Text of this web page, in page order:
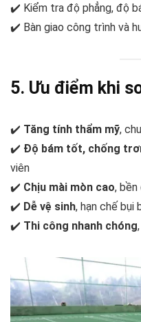
✔️ Kiểm tra độ phẳng, độ
✔️ Bàn giao công trình và
5. Ưu điểm khi
✔️ Tăng tính thẩm mỹ,
✔️ Độ bám tốt, chống
viên
✔️ Chịu mài mòn cao,
✔️ Dễ vệ sinh, hạn chế bụi
✔️ Thi công nhanh chóng